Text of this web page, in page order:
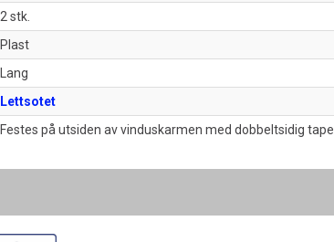
2 stk.
Plast
Lang
Lettsotet
Festes på utsiden av vinduskarmen med dobbeltsidig tape